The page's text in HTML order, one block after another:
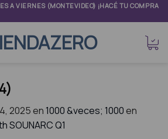
A VIERNES (MONTEVIDEO) ¡HACÉ TU COMPRA
2025en1000 &veces; 1000en
SOUNARC Q1